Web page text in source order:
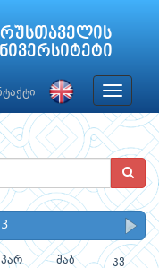
Toggle
პარ შაბ კვ